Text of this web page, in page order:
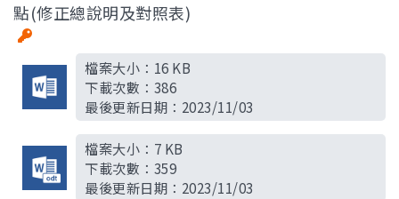
點(修正總說明及對照表)
檔案大小： 16 KB
下載次數： 386
最後更新日期： 2023/11/03
檔案大小： 7 KB
下載次數： 359
最後更新日期： 2023/11/03